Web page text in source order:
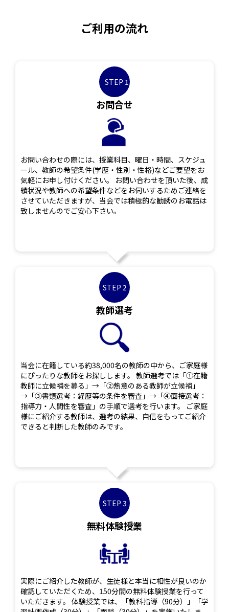
ご利用の流れ
STEP 1
お問合せ
お問い合わせの際には、授業科目、曜日・時間、スケジュ
ール、教師の希望条件(学歴・性別・性格)などご要望をお
気軽にお申し付けください。 お問い合わせを頂いた後、成
績状況や教師への希望条件などをお伺いするためご連絡を
させていただきますが、当会では積極的な勧誘のお電話は
致しませんのでご安心下さい。
STEP 2
教師選考
当会に在籍している約38,000名の教師の中から、ご家庭様
にぴったりな教師をお探しします。 教師選考では「①在籍
教師に立候補を募る」→「②熱意のある教師が立候補」
→「③書類選考：経歴等の条件を審査」→「④面接選考：
指導力・人間性を審査」の手順で選考を行います。 ご家庭
様にご紹介する教師は、選考の結果、自信をもってご紹介
できると判断した教師のみです。
STEP 3
無料体験授業
実際にご紹介した教師が、生徒様と本当に相性が良いのか
確認していただくため、150分間の無料体験授業を行って
いただきます。 体験授業では、「教科指導（90分）」「学